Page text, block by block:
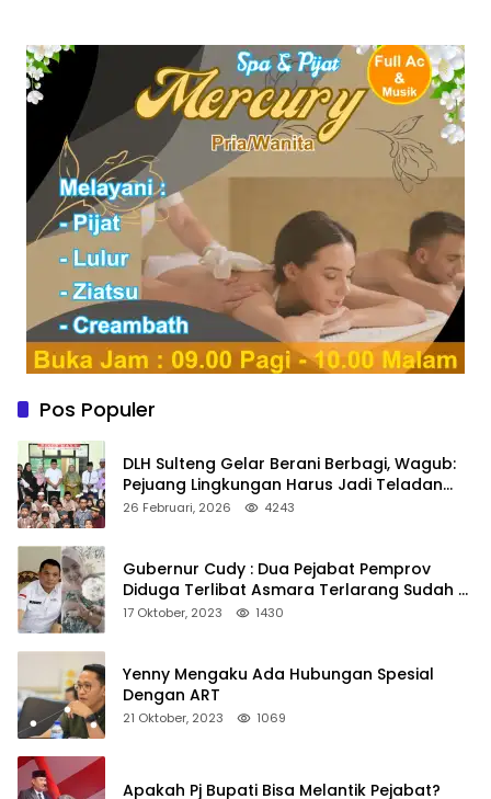
Pos Populer
DLH Sulteng Gelar Berani Berbagi, Wagub:
Pejuang Lingkungan Harus Jadi Teladan
Kepedulian
26 Februari, 2026 4243
Gubernur Cudy : Dua Pejabat Pemprov
Diduga Terlibat Asmara Terlarang Sudah di
Non Job
17 Oktober, 2023 1430
Yenny Mengaku Ada Hubungan Spesial
Dengan ART
21 Oktober, 2023 1069
Apakah Pj Bupati Bisa Melantik Pejabat?